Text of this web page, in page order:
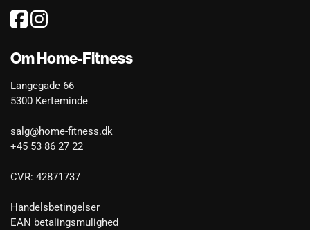
Om Home-Fitness
Langegade 66
5300 Kerteminde
salg@home-fitness.dk
+45 53 86 27 22
CVR: 42871737
Handelsbetingelser
EAN betalingsmulighed